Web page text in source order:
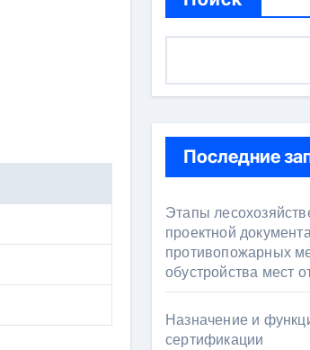
Последние
Этапы
проектной
противопожарных
обустройства мест
Назначение и
сертификации